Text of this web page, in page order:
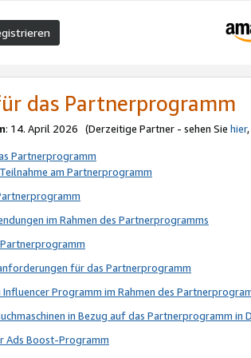
das Partnerprogramm
: 14. April 2026 (Derzeitige Partner - sehen Sie hier,
Partnerprogramm
am Partnerprogramm
im Rahmen des Partnerprogramms
für das Partnerprogramm
Programm im Rahmen des
in Bezug auf das Partnerprogramm in
Ads Boost-Programm